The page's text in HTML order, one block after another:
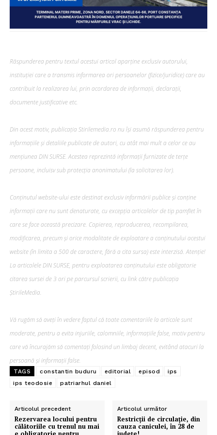
Răspunderea pentru textul acestui articol aparține exclusiv autorului,
instituției care a transmis informarea ori persoanelor (fizice/juridice) care au
contribuit la realizarea lui, prin acordarea de informații, declarații,
documente justificative etc.
Din acest motiv, publicația Stirilemedia.ro nu își asumă răspunderea pentru
informațiile și detaliile publicate de autori, cu atât mai mult a celor ce au
mențiunea DIN SURSE. Acestea reprezintă informații furnizate de terțe
persoane, incluisv sub protecția anonimatului (la solicitarea lor).
Conținutul website-ului este destinat exclusiv informării publice și conține
informații care nu sunt denaturate, cu excepția articolelor de tip pamflet în
care se face această precizare. Copierea, reproducerea, recompilarea,
modificarea, precum şi orice modalitate de exploatare a conținutului acestui
website (în limita a 500 de caractere, fără a cita sursa) este interzisă. Atenție!
La articolele DIN SURSE, pentru exploatarea conținutului este obligatorie
citarea sursei de 3 ori pe parcursul scrierii, cu link către publicația
ȘtirileMedia.
Vă rugăm să aveți în vedere faptul că toate comentariile la articole sunt
moderate, pentru a evita injuriile, calomniile, informațiile false, motiv pentru
care vă încurajăm să comentați folosind un limbaj decent, evitând atacuri la
persoană și informații false.
TAGS constantin buduru editorial episod
ips
ips teodosie
patriarhul daniel
Articolul precedent
Rezervarea locului pentru
călătoriile cu trenul nu mai
Articolul următor
Restricții de circulație, din
cauza caniculei, în 28 de